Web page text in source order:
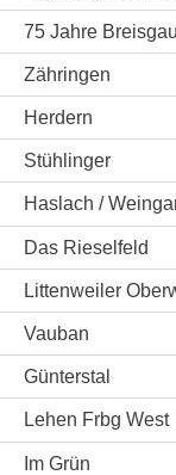
75 Jahre
Zähringen
Herdern
Stühlinger
Haslach /
Das Rieselfeld
Littenweiler
Vauban
Günterstal
Lehen Frbg West
Im Grün